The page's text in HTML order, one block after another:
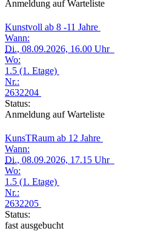
Anmeldung auf Warteliste
Kunstvoll ab 8 -11 Jahre
Wann:
Di., 08.09.2026, 16.00 Uhr
Wo:
1.5 (1. Etage)
Nr.:
2632204
Status:
Anmeldung auf Warteliste
KunsTRaum ab 12 Jahre
Wann:
Di., 08.09.2026, 17.15 Uhr
Wo:
1.5 (1. Etage)
Nr.:
2632205
Status:
fast ausgebucht